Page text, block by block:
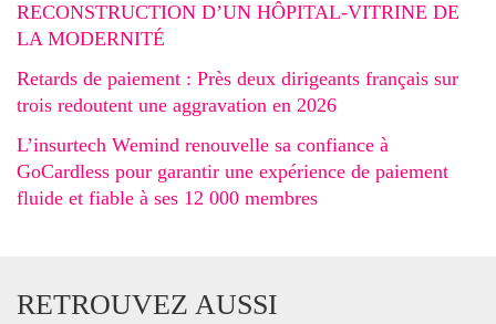
RECONSTRUCTION D’UN HÔPITAL-VITRINE DE
LA MODERNITÉ
Retards de paiement : Près deux dirigeants français sur
trois redoutent une aggravation en 2026
L’insurtech Wemind renouvelle sa confiance à
GoCardless pour garantir une expérience de paiement
fluide et fiable à ses 12 000 membres
RETROUVEZ AUSSI